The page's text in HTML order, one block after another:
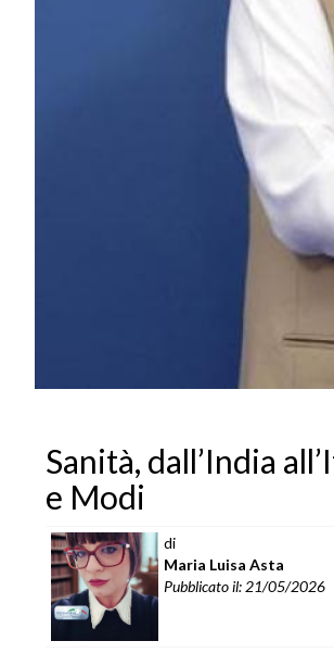
Sanità, dall’India
e Modi
di
Maria Luisa Asta
Pubblicato il: 21/05/2026